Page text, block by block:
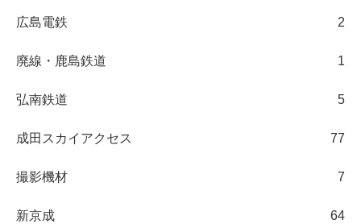
広島電鉄 2
廃線・鹿島鉄道 1
弘南鉄道 5
成田スカイアクセス 77
撮影機材 7
新京成 64